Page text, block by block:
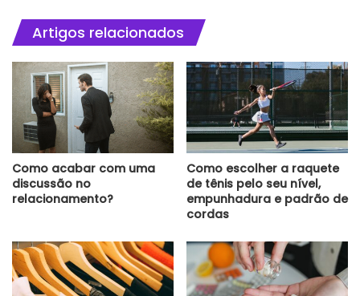
Artigos relacionados
Como acabar com uma
discussão no
relacionamento?
Como escolher a raquete
de tênis pelo seu nível,
empunhadura e padrão de
cordas